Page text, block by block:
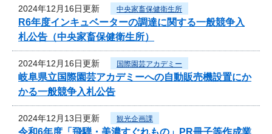
2024年12月16日更新 中央家畜保健衛生所
R6年度インキュベーターの調達に関する一般競争入
札公告（中央家畜保健衛生所）
2024年12月16日更新 国際園芸アカデミー
岐阜県立国際園芸アカデミーへの自動販売機設置にか
かる一般競争入札公告
2024年12月13日更新 観光企画課
令和6年度「飛騨・美濃すぐれもの」PR冊子等作成業